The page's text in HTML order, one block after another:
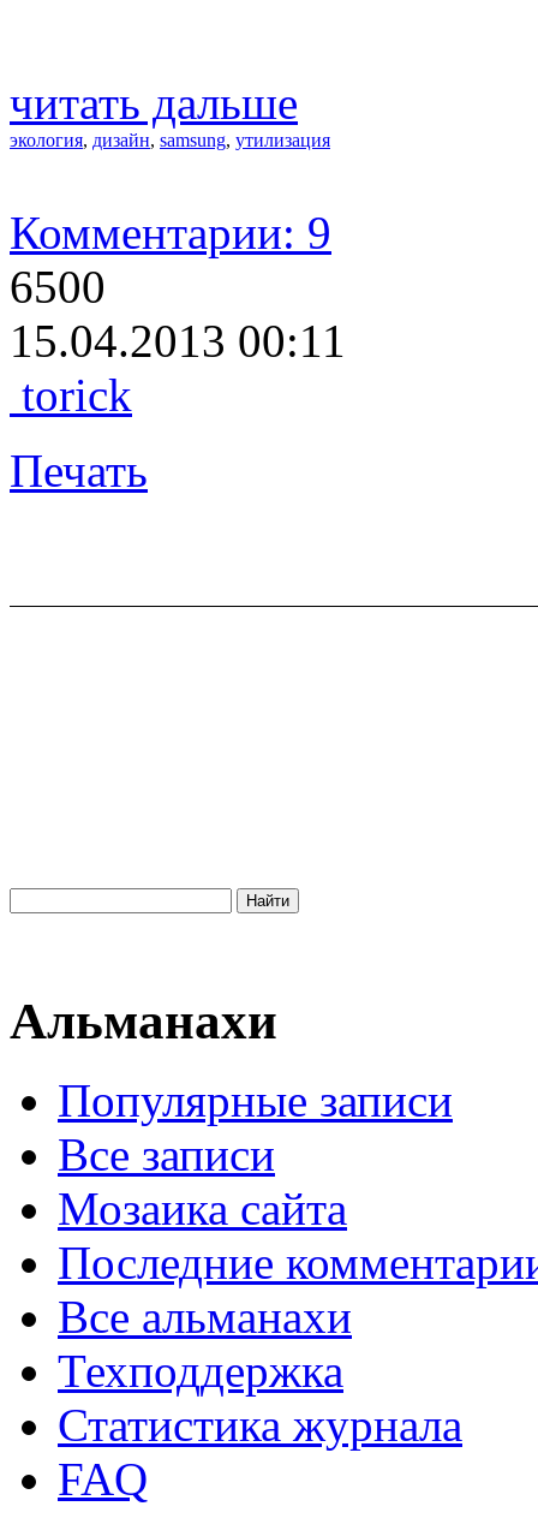
читать дальше
экология, дизайн, samsung, утилизация
Комментарии: 9
6500
15.04.2013 00:11
torick
Печать
Альманахи
Популярные записи
Все записи
Мозаика сайта
Последние
Все альманахи
Техподдержка
Статистика журнала
FAQ